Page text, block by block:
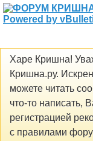
Харе Кришна!
Кришна.ру.
можете читать
что-то написать,
регистрацией
с правилами